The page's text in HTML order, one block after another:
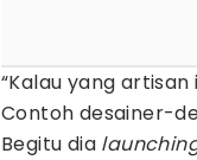
“Kalau yang
Contoh desainer-
Begitu dia